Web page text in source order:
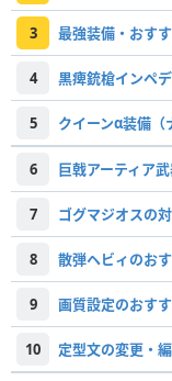
3 最強装備・おす
4 黒痺銃槍インペ
5 クイーンα装備（
6 巨戟アーティア
7 ゴグマジオスの
8 散弾ヘビィのお
9 画質設定のおす
10 定型文の変更・